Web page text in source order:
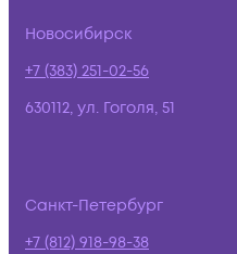
Новосибирск
+7 (383) 251-02-56
630112, ул. Гоголя, 51
Санкт-Петербург
+7 (812) 918-98-38